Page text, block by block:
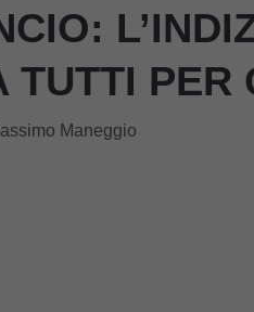
TUTTI PER
Maneggio